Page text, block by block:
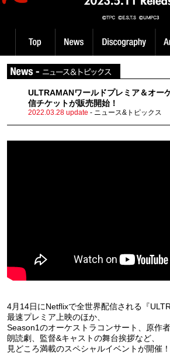
ULTRAMANワールドプレミア＆オー
信チケットが販売開始！
2022.03.28 update - ニュース&トピックス
4月14日にNetflixで全世界配信される『
最速プレミア上映のほか、
Season1のオーケストラコンサート、原作
朗読劇、監督&キャストの舞台挨拶など、
見どころ満載のスペシャルイベントが開催！